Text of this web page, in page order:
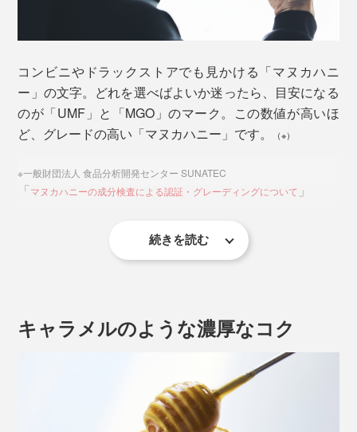
巣箱の配置タイミングを見極めること。ピュアな「マヌ
カハニー」を集めるため、ニュージーランド全土に点在
直前に回収します。
主役はセイヨウミツバチ。巣から約半径2〜3kmの花か
ら蜜を集めて、体内の酵素などと混ぜ合わせ、蜜房に貯
ります。
働き蜂の寿命は１ヶ月。その間に集めるのはスプーン１杯相当のハチミツといわ
コンビニやドラックストアでも見かける「マヌカハニ
ー」の文字。どれを選べばよいか迷ったら、目安になる
のが「UMF」と「MGO」のマーク。この数値が高いほ
ど、グレードの高い「マヌカハニー」です。
（※）
※一般財団法人 食品分析開発センター SUNATEC
「マヌカハニーの成分検査による認証・グレーディングについて 」
出のルールに基づき、厳しい検査をクリアしたものだけ
に、表示が認められます。表示偽装や粗悪品を見分ける
続きを読む
キャラメルのような濃厚なコク